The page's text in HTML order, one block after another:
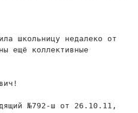
школьницу недалеко от
ещё коллективные
№792-ш от 26.10.11,